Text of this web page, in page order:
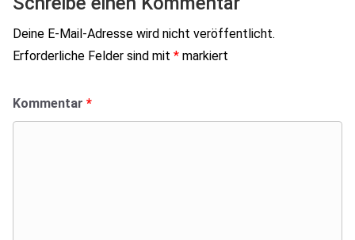
Deine E-Mail-Adresse wird nicht veröffentlicht.
Erforderliche Felder sind mit * markiert
Kommentar *